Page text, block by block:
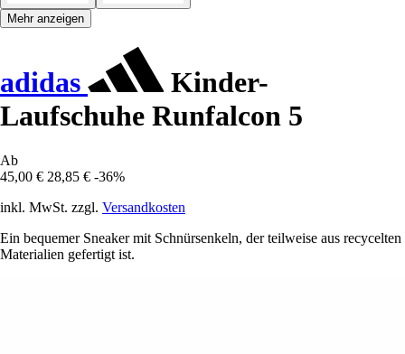
Mehr anzeigen
adidas
Kinder-
Laufschuhe Runfalcon 5
Ab
45,00 € 28,85 € -36%
inkl. MwSt. zzgl. Versandkosten
Ein bequemer Sneaker mit Schnürsenkeln, der teilweise aus recycelten
Materialien gefertigt ist.